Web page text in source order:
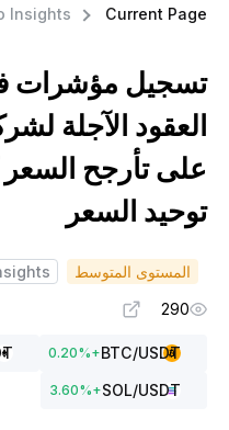
Insights Current
مؤشرات
الآجلة
تأرجح السعر
السعر
المستوى المتوسط
Insights
290
BTC/USDT
+
0.20%
SOL/USDT
+
3.60%